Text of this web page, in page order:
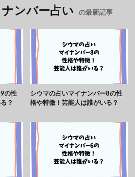
ンバー占い の最新記事
の性
？
シウマの占いマイナンバー8の性
格や特徴！芸能人は誰がいる？